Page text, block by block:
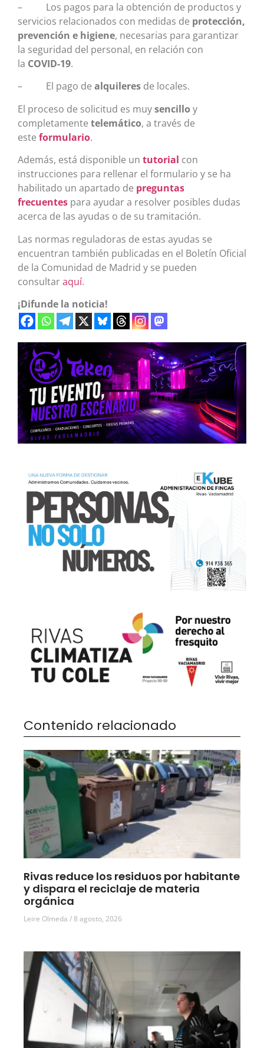
– Los pagos para la obtención de productos y
servicios relacionados con medidas de protección,
prevención e higiene, necesarias para garantizar
la seguridad del personal, en relación con
la COVID-19.
– El pago de alquileres de locales.
El proceso de solicitud es muysencillo y
completamente telemático, a través de
este formulario.
Además, está disponible un tutorial con
instrucciones para rellenar el formulario y se ha
habilitado un apartado de preguntas
frecuentes para ayudar a resolver posibles dudas
acerca de las ayudas o de su tramitación.
Las normas reguladoras de estas ayudas se
encuentran también publicadas en el Boletín Oficial
de la Comunidad de Madrid y se pueden
consultaraquí.
¡Difunde la noticia!
Contenido relacionado
Rivas reduce los residuos por habitante
y dispara el reciclaje de materia
orgánica
Leire Olmeda 8 agosto, 2026